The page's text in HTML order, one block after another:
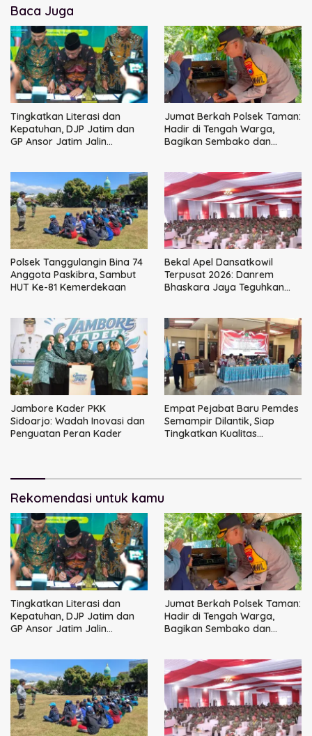
Baca Juga
Tingkatkan Literasi dan
Kepatuhan, DJP Jatim dan
GP Ansor Jatim Jalin
Jumat Berkah Polsek Taman:
Hadir di Tengah Warga,
Bagikan Sembako dan
Polsek Tanggulangin Bina 74
Anggota Paskibra, Sambut
HUT Ke-81 Kemerdekaan
Bekal Apel Dansatkowil
Terpusat 2026: Danrem
Bhaskara Jaya Teguhkan
Jambore Kader PKK
Sidoarjo: Wadah Inovasi dan
Penguatan Peran Kader
Empat Pejabat Baru Pemdes
Semampir Dilantik, Siap
Tingkatkan Kualitas
Rekomendasi untuk kamu
Tingkatkan Literasi dan
Kepatuhan, DJP Jatim dan
GP Ansor Jatim Jalin
Jumat Berkah Polsek Taman:
Hadir di Tengah Warga,
Bagikan Sembako dan